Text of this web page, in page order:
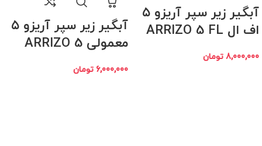
آبگیر زیر سپر آریزو ۵
اف ال ARRIZO 5 FL
8,000,000تومان
آبگیر زیر سپر آریزو ۵
معمولی ARRIZO 5
6,000,000 تومان